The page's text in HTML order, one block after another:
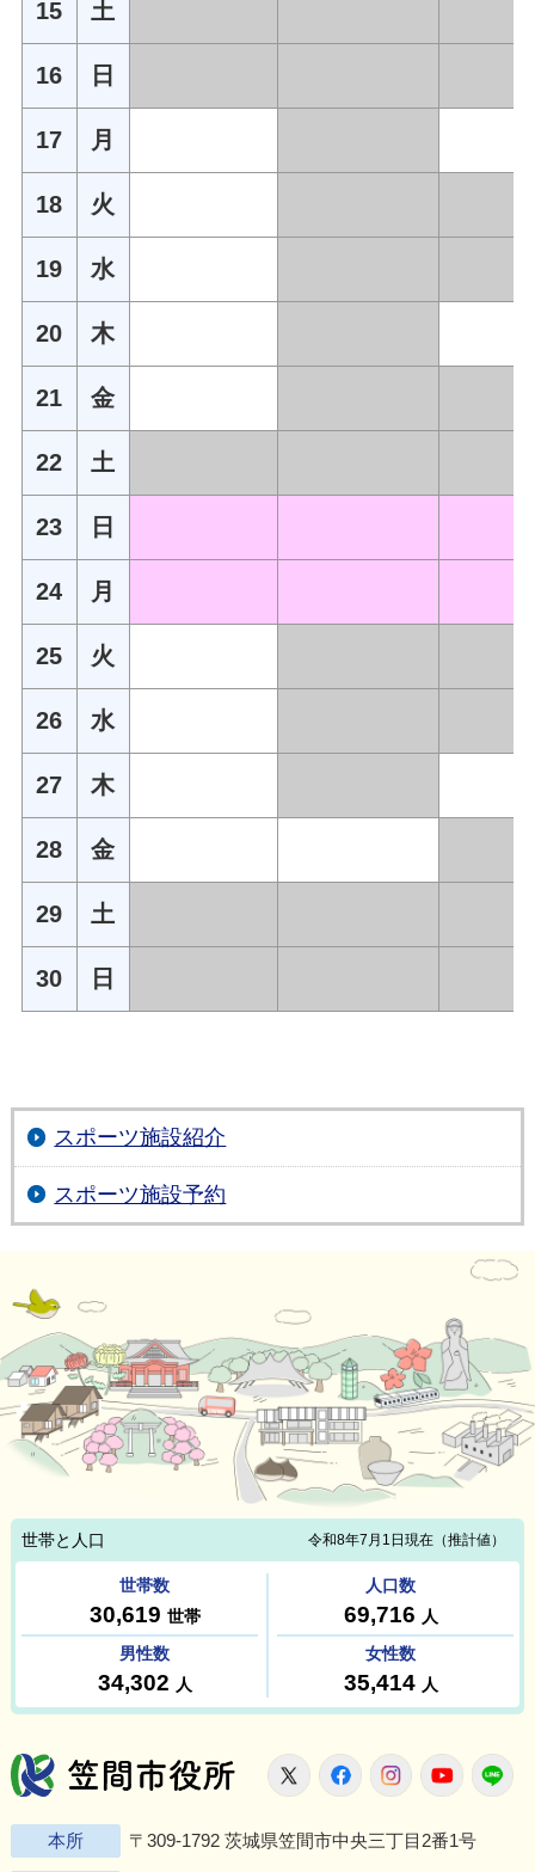
15 土
16 日
17 月
18 火
19 水
20 木
21 金
22 土
23 日
24 月
25 火
26 水
27 木
28 金
29 土
30 日
スポーツ施設紹介
スポーツ施設予約
笠間市役所
X FacebookInstagram
本所 〒309-1792 茨城県笠間市中央三丁目2番1号